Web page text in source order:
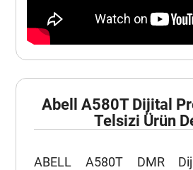
Abell A580T Dijital
Telsizi Ürün
ABELL A580T DMR